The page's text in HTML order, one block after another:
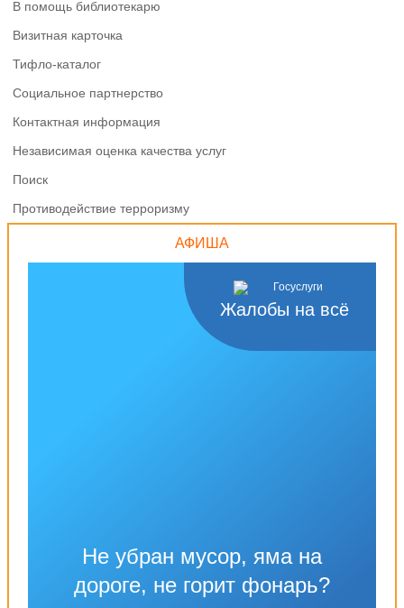
В помощь библиотекарю
Визитная карточка
Тифло-каталог
Социальное партнерство
Контактная информация
Независимая оценка качества услуг
Поиск
Противодействие терроризму
АФИША
Жалобы на всё
Не убран мусор, яма на
дороге, не горит фонарь?